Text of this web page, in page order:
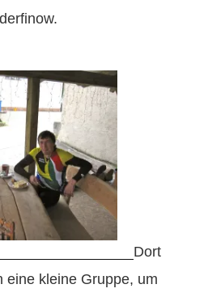
Dort
eine kleine Gruppe, um